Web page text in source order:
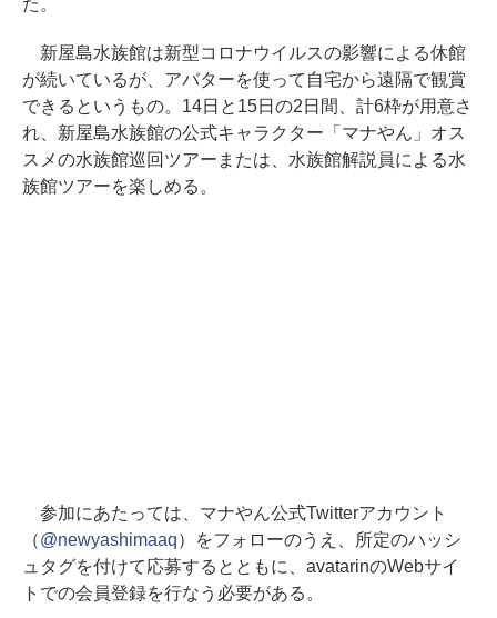
た。
新屋島水族館は新型コロナウイルスの影響による休館
が続いているが、アバターを使って自宅から遠隔で観賞
できるというもの。14日と15日の2日間、計6枠が用意さ
れ、新屋島水族館の公式キャラクター「マナやん」オス
スメの水族館巡回ツアーまたは、水族館解説員による水
族館ツアーを楽しめる。
参加にあたっては、マナやん公式Twitterアカウント
（@newyashimaaq）をフォローのうえ、所定のハッシ
ュタグを付けて応募するとともに、avatarinのWebサイ
トでの会員登録を行なう必要がある。